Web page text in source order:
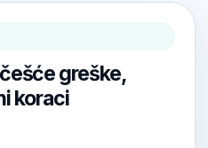
greške,
koraci